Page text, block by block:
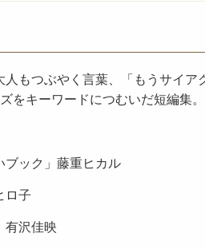
もつぶやく言葉、「もうサイア
をキーワードにつむいだ短編集。
ック」藤重ヒカル
ロ子
有沢佳映